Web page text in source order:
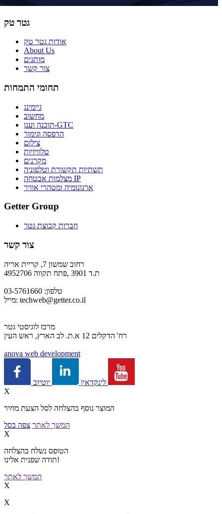
גטר טק
אודות גטר טק
About Us
מותגים
צור קשר
תחומי התמחות
גיימינג
מחשוב
תוכנה וענן-GTC
הדפסה וגימור
צילום
טלוויזיות
מקרנים
תשתיות תקשורת וטלפוניה
מצלמות אבטחה IP
ארגונומיה ומטהרי אוויר
Getter Group
חברות קבוצת גטר
צור קשר
רחוב שמשון 7, קריית אריה
ת.ד 3901 ,פתח תקווה 4952706
טלפון: 03-5761660
מייל: techweb@getter.co.il
מרכז לוגיסטי גטר
רח' הדקלים 12 א.ת. לב הארץ, ראש העין
anova web development
לינקדאין
X
המוצר נוסף בהצלחה לסל הצעת מחיר
המשך לאתר צפה בסל
X
הטופס נשלח בהצלחה
תודה שפנית אלינו!
המשך לאתר
X
X